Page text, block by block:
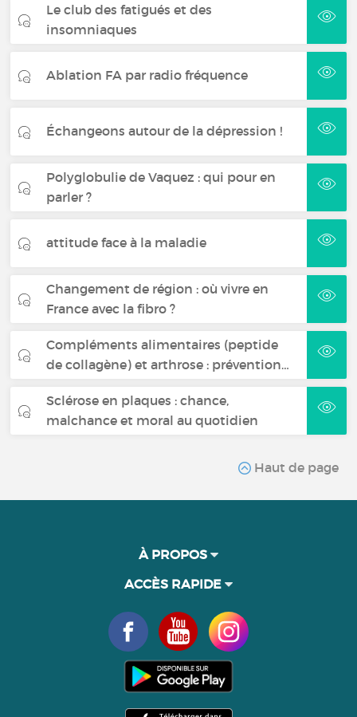
Le club des fatigués et des
insomniaques
Ablation FA par radio fréquence
Échangeons autour de la dépression !
Polyglobulie de Vaquez : qui pour en
parler ?
attitude face à la maladie
Changement de région : où vivre en
France avec la fibro ?
Compléments alimentaires (peptide
de collagène) et arthrose : prévention…
Sclérose en plaques : chance,
malchance et moral au quotidien
Haut de page
À PROPOS
ACCÈS RAPIDE